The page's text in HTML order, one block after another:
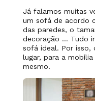
Já falamos muitas
um sofá de acordo
das paredes, o
decoração … Tudo
sofá ideal. Por isso,
lugar, para a
mesmo.